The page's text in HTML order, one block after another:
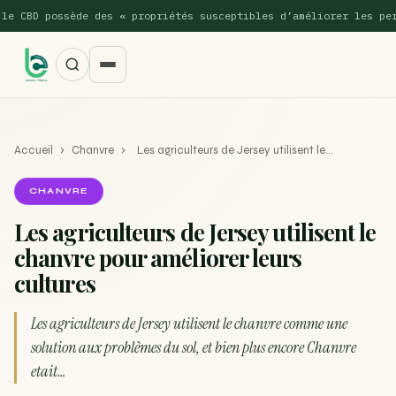
possède des « propriétés susceptibles d’améliorer les
SUGGESTIONS POPULAIRES
Une nouvelle étude montre que la vaporisation du
La recette du Space Cake RECETTE
Accueil › Chanvre › Les agriculteurs de Jersey utilisent le…
CHANVRE
Les agriculteurs de Jersey utilisent le
chanvre pour améliorer leurs
cultures
Les agriculteurs de Jersey utilisent le chanvre comme une
solution aux problèmes du sol, et bien plus encore Chanvre
etait…